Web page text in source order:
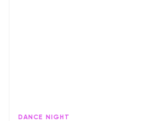
DANCE NIGHT